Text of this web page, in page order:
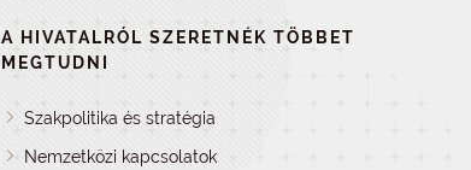
A HIVATALRÓL SZERETNÉK TÖBBET
MEGTUDNI
Szakpolitika és stratégia
Nemzetközi kapcsolatok